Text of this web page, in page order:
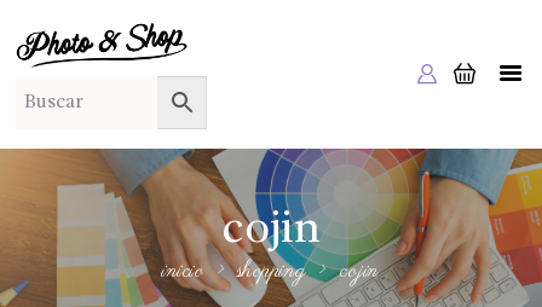
cojin
inicio shopping cojin
PHOTO & SHOP
Photo & Shop
INICIO
SOBRE NOSOTROS
SERVICIOS A EMPRESAS
NUESTRA EDITORIAL EM EDITA
TIENDA ONLINE